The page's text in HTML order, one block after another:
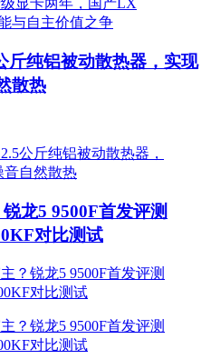
斤纯铝被动散热器，实现
散热
龙5 9500F首发评测
对比测试